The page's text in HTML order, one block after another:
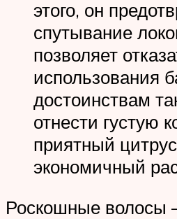
этого, он
спутывание
позволяет
использования
достоинствам
отнести густую
приятный
экономичный
Роскошные волосы